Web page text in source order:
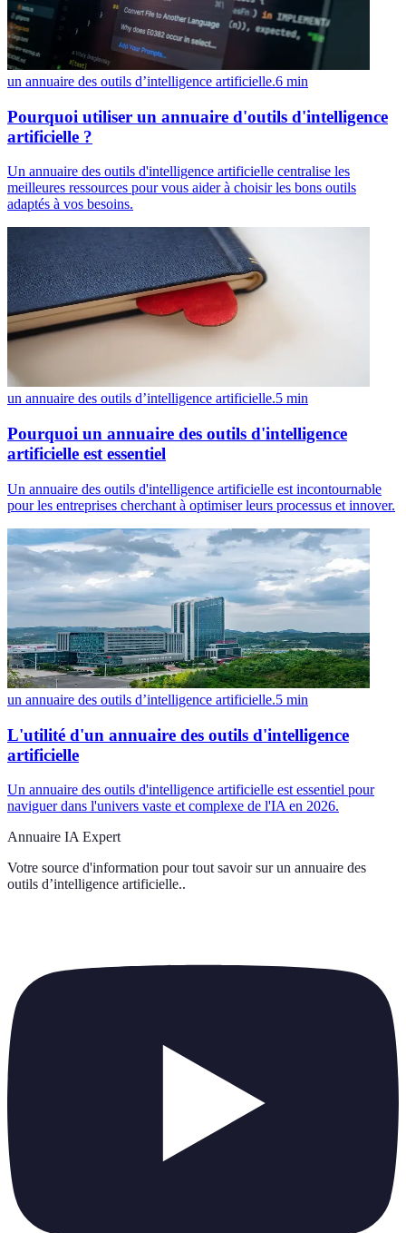
un annuaire des outils d’intelligence artificielle.6 min
Pourquoi utiliser un annuaire d'outils d'intelligence
artificielle ?
Un annuaire des outils d'intelligence artificielle centralise les
meilleures ressources pour vous aider à choisir les bons outils
adaptés à vos besoins.
un annuaire des outils d’intelligence artificielle.5 min
Pourquoi un annuaire des outils d'intelligence
artificielle est essentiel
Un annuaire des outils d'intelligence artificielle est incontournable
pour les entreprises cherchant à optimiser leurs processus et innover.
un annuaire des outils d’intelligence artificielle.5 min
L'utilité d'un annuaire des outils d'intelligence
artificielle
Un annuaire des outils d'intelligence artificielle est essentiel pour
naviguer dans l'univers vaste et complexe de l'IA en 2026.
Annuaire IA Expert
Votre source d'information pour tout savoir sur un annuaire des
outils d’intelligence artificielle..